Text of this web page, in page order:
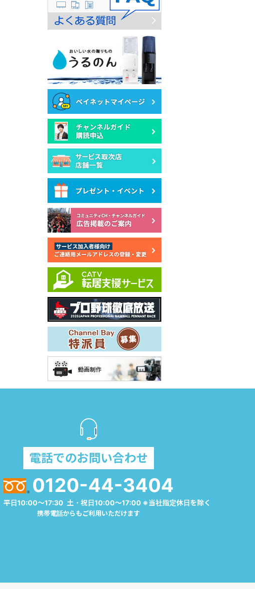
電話でのお問い合わせ
0120-44-3404
平日10:00～17:30 土・祝日10:00～17:00 ※当社指定休日を除く
携帯電話からもご利用いただけます